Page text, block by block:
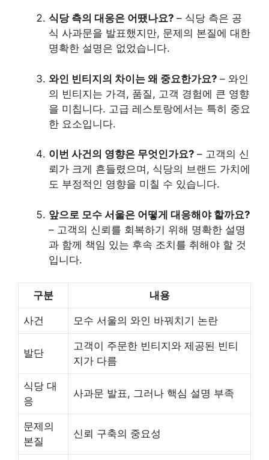
식당 측의 대응은 어땠나요? – 식당 측은 공
식 사과문을 발표했지만, 문제의 본질에 대한
명확한 설명은 없었습니다.
와인 빈티지의 차이는 왜 중요한가요? – 와인
의 빈티지는 가격, 품질, 고객 경험에 큰 영향
을 미칩니다. 고급 레스토랑에서는 특히 중요
한 요소입니다.
이번 사건의 영향은 무엇인가요? – 고객의 신
뢰가 크게 흔들렸으며, 식당의 브랜드 가치에
도 부정적인 영향을 미칠 수 있습니다.
앞으로 모수 서울은 어떻게 대응해야 할까요?
– 고객의 신뢰를 회복하기 위해 명확한 설명
과 함께 책임 있는 후속 조치를 취해야 할 것
입니다.
구분 내용
사건 모수 서울의 와인 바꿔치기 논란
발단
고객이 주문한 빈티지와 제공된 빈티
지가 다름
식당 대
응
사과문 발표, 그러나 핵심 설명 부족
문제의
본질
신뢰 구축의 중요성